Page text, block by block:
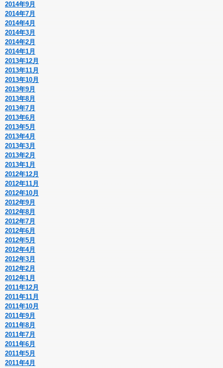
2014年9月
2014年7月
2014年4月
2014年3月
2014年2月
2014年1月
2013年12月
2013年11月
2013年10月
2013年9月
2013年8月
2013年7月
2013年6月
2013年5月
2013年4月
2013年3月
2013年2月
2013年1月
2012年12月
2012年11月
2012年10月
2012年9月
2012年8月
2012年7月
2012年6月
2012年5月
2012年4月
2012年3月
2012年2月
2012年1月
2011年12月
2011年11月
2011年10月
2011年9月
2011年8月
2011年7月
2011年6月
2011年5月
2011年4月